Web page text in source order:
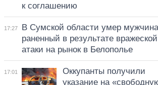
к соглашению
17:27
В Сумской области умер
раненный в результате вражеской
атаки на рынок в Белополье
17:01
Оккупанты получили
указание на